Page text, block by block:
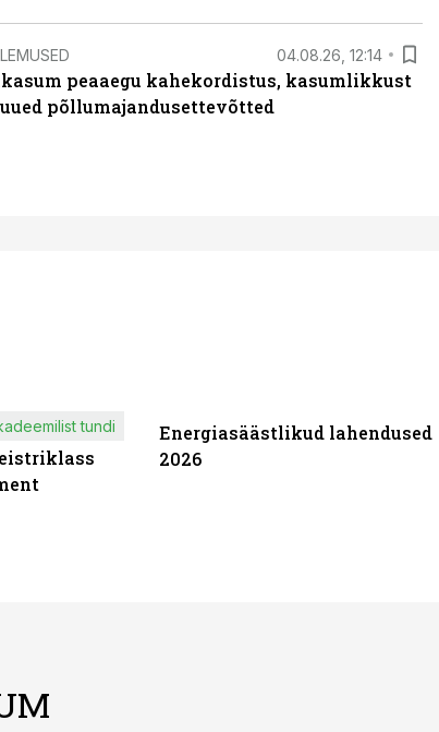
04.08.26, 12:14
peaaegu kahekordistus, kasumlikkust
põllumajandusettevõtted
tundi
Energiasäästlikud lahendused
2026